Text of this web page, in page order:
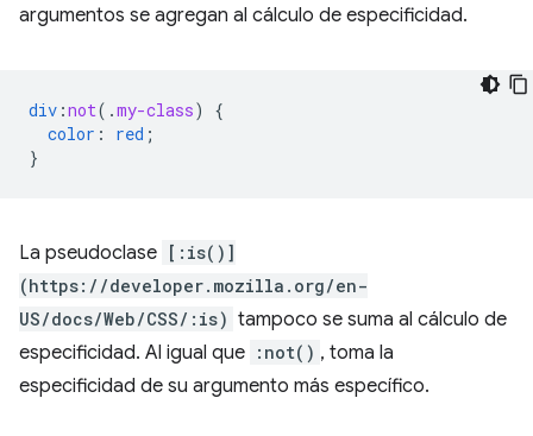
argumentos se agregan al cálculo de especificidad.
div :not( .my-class)
{
color : red ;
}
La pseudoclase
[:is()]
(https://developer.mozilla.org/en-
US/docs/Web/CSS/:is) tampoco se suma al cálculo de
especificidad. Al igual que :not() , toma la
especificidad de su argumento más específico.